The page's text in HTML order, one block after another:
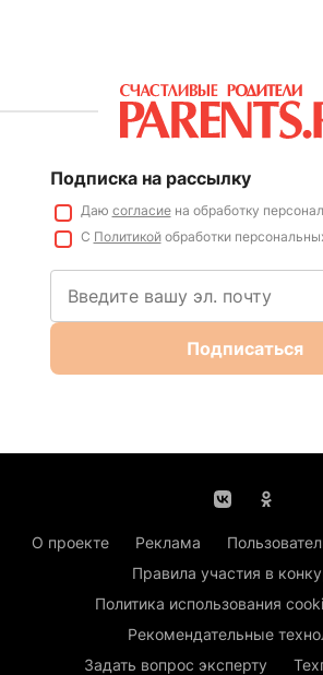
Подписка на рассылку
Даю согласиена обработку
С Политикойобработки
Подписаться
О проекте Реклама
Правила участия в
Политика использования
Рекомендательные
Задать вопрос эксперту